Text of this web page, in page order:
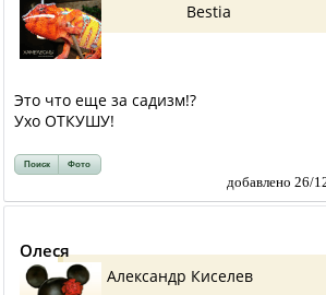
Bestia
Это что еще за садизм!?
Ухо ОТКУШУ!
Поиск Фото
добавлено 26/
Олеся
Александр Киселев